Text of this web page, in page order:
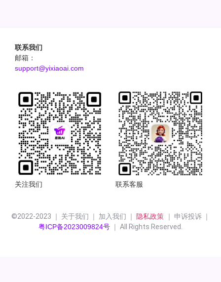
联系我们
邮箱：
support@yixiaoai.com
关注我们 联系客服
©2022-2023 ｜ 关于我们 ｜ 加入我们 ｜ 隐私政策
｜ 申诉投诉 ｜
粤ICP备2023009824号 ｜ All Rights Reserved.